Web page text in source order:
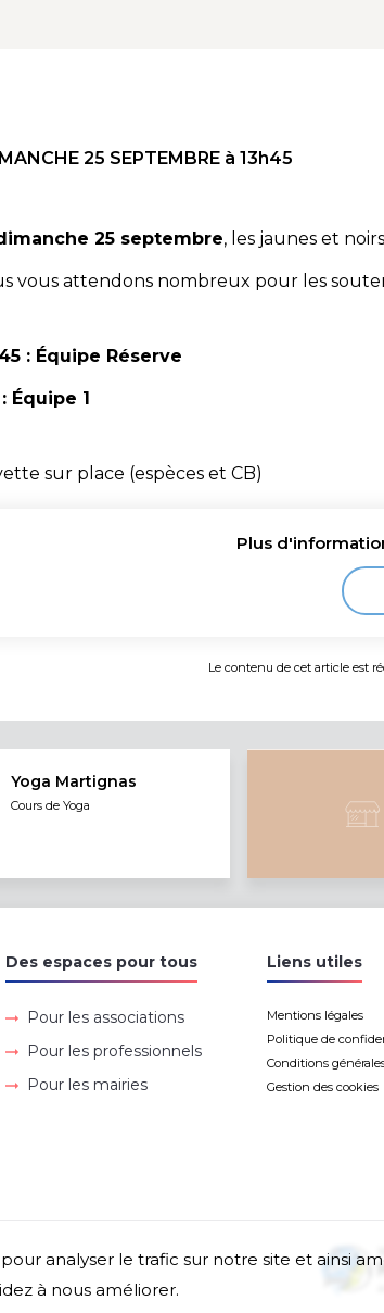
25 SEPTEMBRE à 13h45
25 septembre, les jaunes et
vous attendons nombreux pour les
: Équipe Réserve
: Équipe 1
sur place (espèces et CB)
Plus
Le contenu de cet article est
Yoga Martignas
Cours de Yoga
Des espaces pour tous
Pour les associations
Pour les professionnels
Pour les mairies
Liens utiles
Mentions légales
Politique de
Conditions
Gestion des cookies
analyser le trafic sur notre site et ainsi
à nous améliorer.